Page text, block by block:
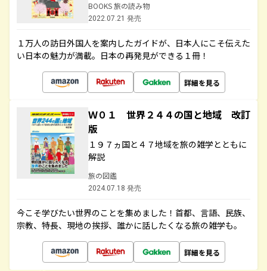
BOOKS 旅の読み物
2022.07.21 発売
１万人の訪日外国人を案内したガイドが、日本人にこそ伝えた
い日本の魅力が満載。日本の再発見ができる１冊！
詳細を見る
Ｗ０１ 世界２４４の国と地域 改訂
版
１９７ヵ国と４７地域を旅の雑学とともに
解説
旅の図鑑
2024.07.18 発売
今こそ学びたい世界のことを集めました！首都、言語、民族、
宗教、特長、現地の挨拶、誰かに話したくなる旅の雑学も。
詳細を見る